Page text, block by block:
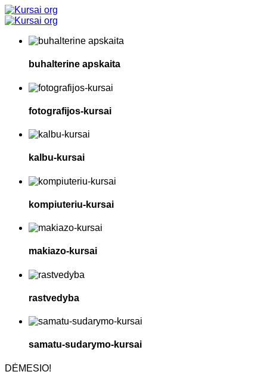
buhalterine apskaita
fotografijos-kursai
kalbu-kursai
kompiuteriu-kursai
makiazo-kursai
rastvedyba
samatu-sudarymo-kursai
DĖMESIO!